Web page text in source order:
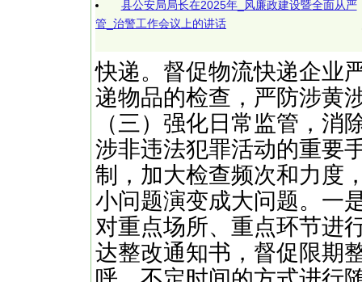
县公安局局长在2025年_风廉政建设暨全面从严
管_治警工作会议上的讲话
快递。督促物流快递企业
递物品的检查，严防涉黄
（三）强化日常监管，消
涉非违法犯罪活动的重要
制，加大检查频次和力度
小问题演变成大问题。一
对重点场所、重点环节进
达整改通知书，督促限期